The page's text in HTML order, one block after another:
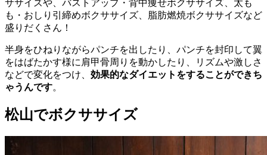
ササイズや、バストアップ・背中痩せボクササイズ、太も
も・おしり引締めボクササイズ、脂肪燃焼ボクササイズなど
盛りだくさん！
半身をひねりながらパンチを出したり、パンチを封印して翼
をはばたかす様に肩甲骨周りを動かしたり、リズムや激しさ
などで変化をつけ、 効果的なダイエットをすることができち
ゃうんです。
松山でボクササイズ